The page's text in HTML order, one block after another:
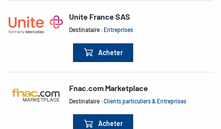
Unite France SAS
Destinataire : Entreprises
Acheter
Fnac.com Marketplace
Destinataire :Clients particuliers & Entreprises
Acheter